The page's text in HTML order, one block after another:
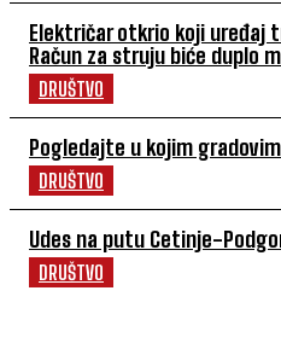
Električar otkrio koji uređaj
Račun za struju biće duplo
DRUŠTVO
Pogledajte u kojim
DRUŠTVO
Udes na putu Cetinje-
DRUŠTVO